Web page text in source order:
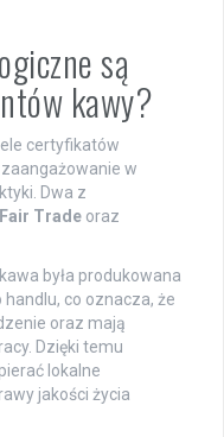
są
kawy?
certyfikatów
w
Dwa z
Fair Trade oraz
była produkowana
co oznacza, że
oraz mają
Dzięki temu
lokalne
jakości życia